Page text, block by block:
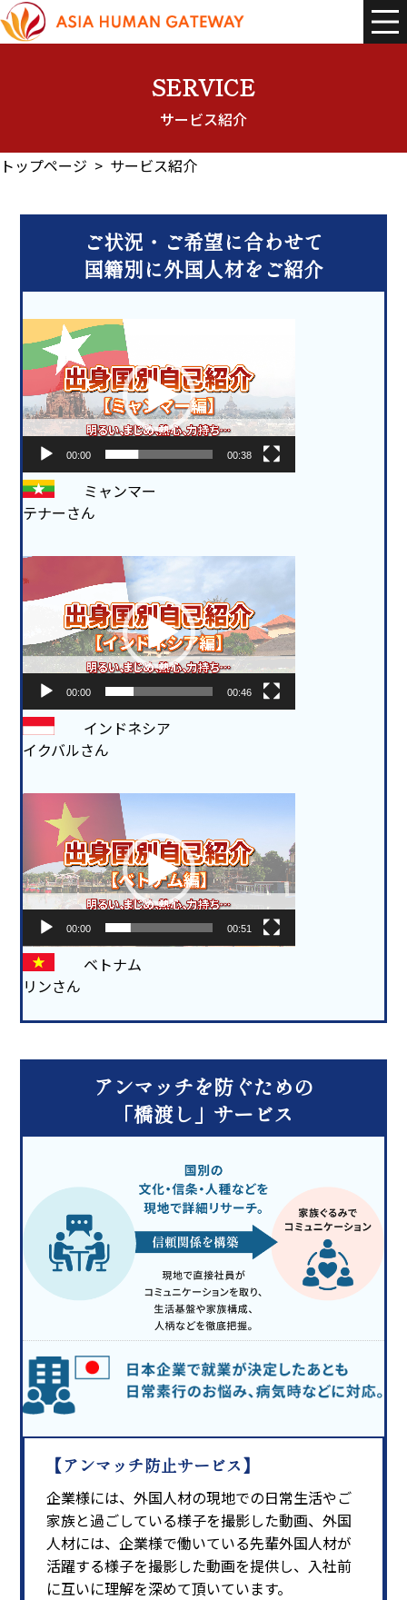
コ
ン
テ
ン
ナ
ビ
ゲ
ー
SERVICE
サービス紹介
トップページ サービス紹介
ご状況・ご希望に合わせて
国籍別に外国人材をご紹介
動
画
レ
ヤ
ー
00:00 00:38
ミャンマー
テナーさん
動
画
プ
レ
ー
00:00 00:46
インドネシア
イクバルさん
動
ヤ
ー
00:00 00:51
ベトナム
リンさん
アンマッチを防ぐための
「橋渡し」サービス
【アンマッチ防止サービス】
企業様には、外国人材の現地での日常生活やご
家族と過ごしている様子を撮影した動画、外国
人材には、企業様で働いている先輩外国人材が
活躍する様子を撮影した動画を提供し、入社前
に互いに理解を深めて頂いています。